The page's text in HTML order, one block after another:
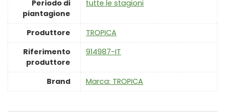
Periodo di
piantagione
‎tutte le stagioni
Produttore
‎TROPICA
Riferimento
produttore
‎914987-IT
Brand Marca: TROPICA